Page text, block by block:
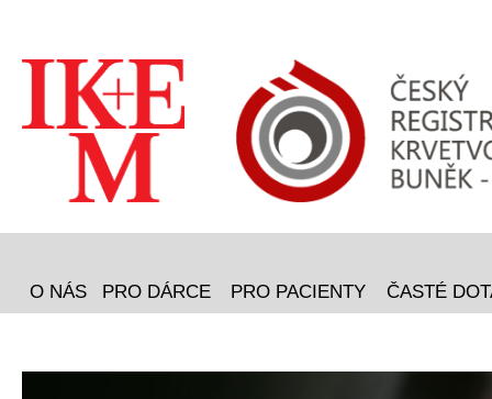
O NÁS PRO DÁRCE PRO PACIENTY ČASTÉ